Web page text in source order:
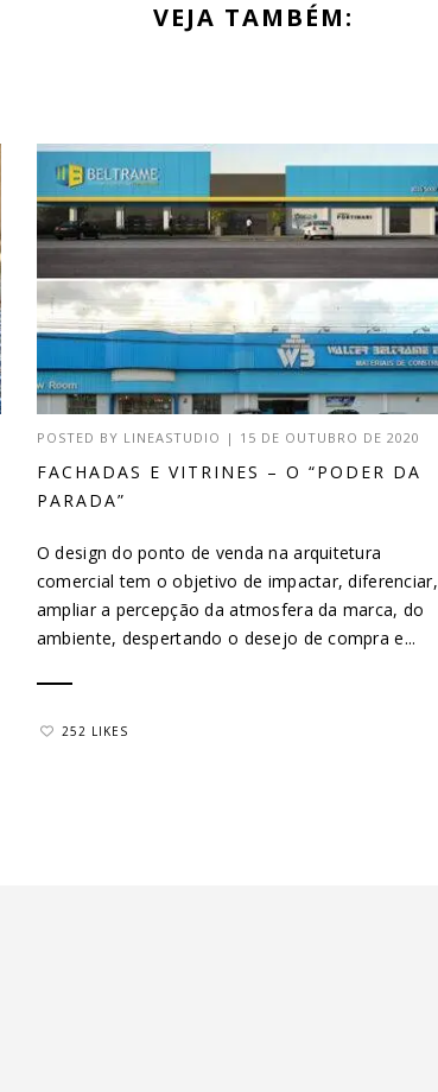
VEJA TAMBÉM:
POSTED BY LINEASTUDIO | 15 DE OUTUBRO DE 2020
FACHADAS E VITRINES – O “PODER DA
PARADA”
O design do ponto de venda na arquitetura
comercial tem o objetivo de impactar, diferenciar,
ampliar a percepção da atmosfera da marca, do
ambiente, despertando o desejo de compra e...
252 LIKES